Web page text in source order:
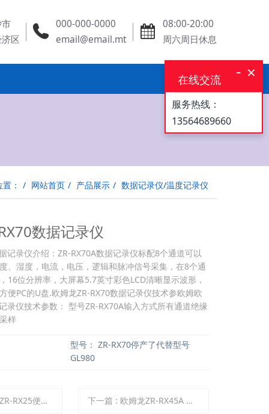
区
000-000-0000
email@email.mt
08:00-20:00
周六周日休息
： 网站首页 产品展示 数据记录仪/温度记录仪
数据记录仪
记录仪介绍：ZR-RX70A数据记录仪标配8个通道可以
、湿度，电流，电压，逻辑和脉冲信号采集，在8个通
16位分辨率，大屏幕5.7英寸彩色LCD清晰显示波形，
便PC的U盘.欧姆龙ZR-RX70数据记录仪技术参欧姆欧
录仪技术参数： 型号ZR-RX70A输入方式所有通道绝缘
样
型号： ZR-RX70停产了代替型号
GL980
便携式数据记录仪 下一篇 : 欧姆龙ZR-RX45A 数据记录仪
×
-
在线交流
服务热线：
13564689660